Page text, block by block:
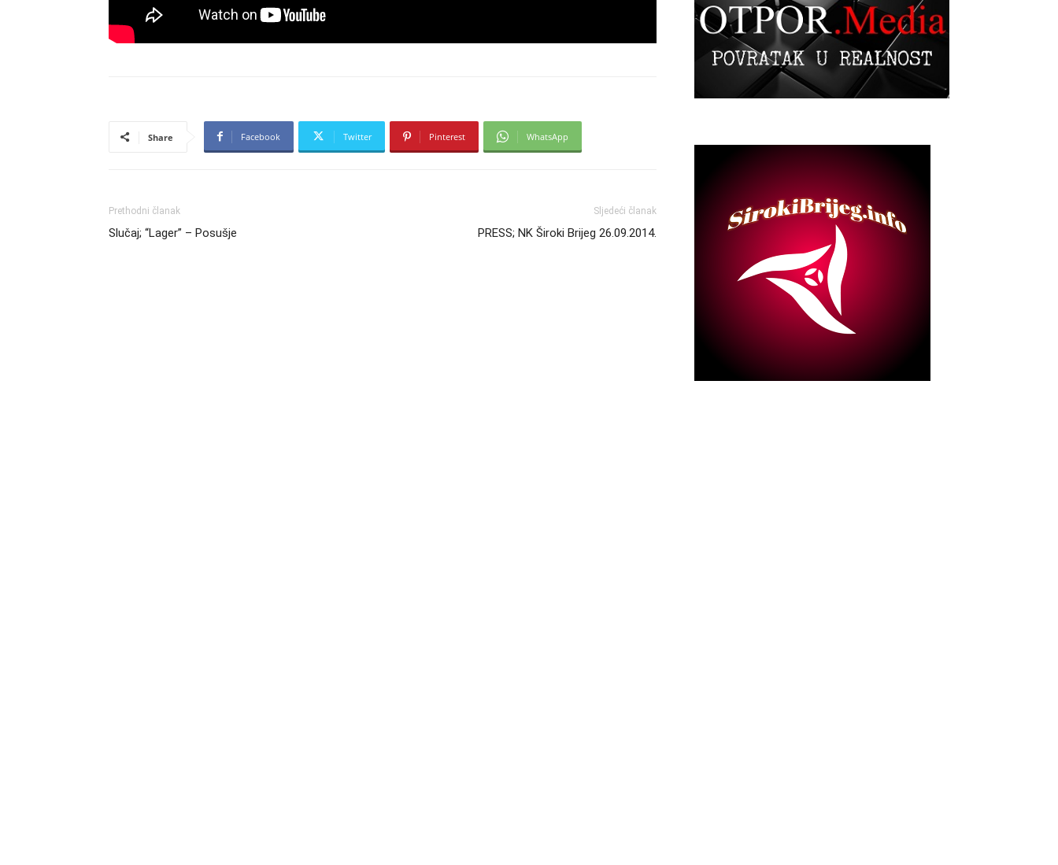
Share Facebook Twitter Pinterest WhatsApp
Prethodni članak
Slučaj; “Lager” – Posušje
Sljedeći članak
PRESS; NK Široki Brijeg 26.09.2014.